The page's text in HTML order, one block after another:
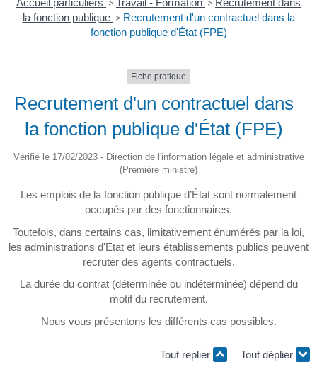
Accueil particuliers > Travail - Formation > Recrutement dans
la fonction publique > Recrutement d'un contractuel dans la
fonction publique d'État (FPE)
Fiche pratique
Recrutement d'un contractuel dans
la fonction publique d'État (FPE)
Vérifié le 17/02/2023 - Direction de l'information légale et administrative
(Première ministre)
Les emplois de la fonction publique d’État sont normalement
occupés par des fonctionnaires.
Toutefois, dans certains cas, limitativement énumérés par la loi,
les administrations d'Etat et leurs établissements publics peuvent
recruter des agents contractuels.
La durée du contrat (déterminée ou indéterminée) dépend du
motif du recrutement.
Nous vous présentons les différents cas possibles.
Tout replier Tout déplier